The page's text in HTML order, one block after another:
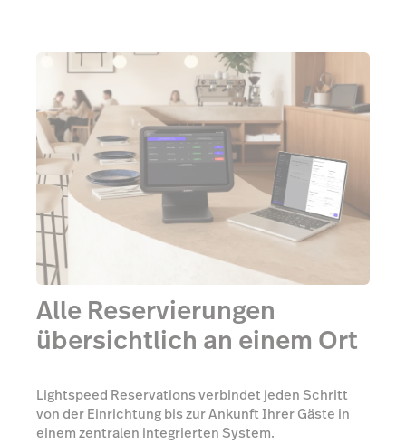
Alle Reservierungen
übersichtlich an einem Ort
Lightspeed Reservations verbindet jeden Schritt
von der Einrichtung bis zur Ankunft Ihrer Gäste in
einem zentralen integrierten System.